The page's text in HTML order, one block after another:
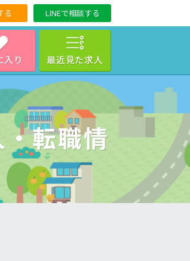
入り 最近見た求人
る LINEで相談する
転職情